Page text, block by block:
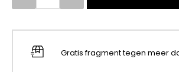
Gratis fragment tegen meer